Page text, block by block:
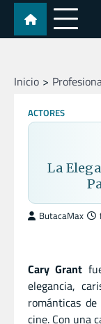
Skip
content
Inicio
ACTORES
La
ButacaMax
Cary Grant
elegancia,
románticas
cine. Con una